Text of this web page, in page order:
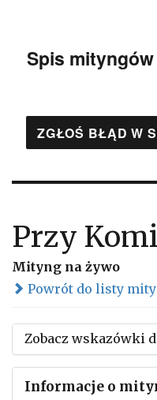
Spis
ZGŁOŚ BŁĄD W
Przy
Mityng na żywo
Powrót do listy
Zobacz wskazówki
Informacje o